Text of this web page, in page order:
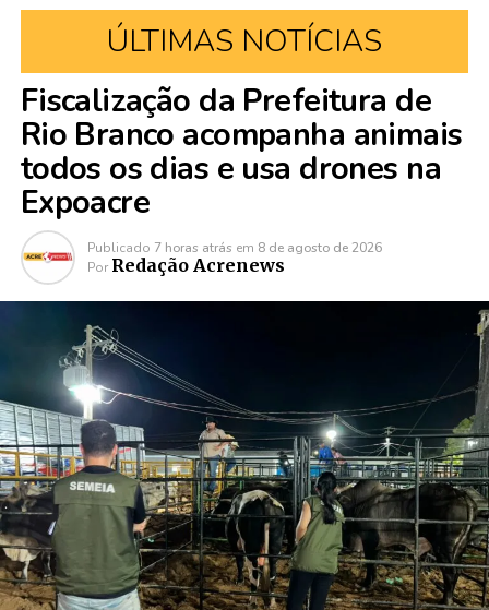
ÚLTIMAS NOTÍCIAS
Fiscalização da Prefeitura de
Rio Branco acompanha animais
todos os dias e usa drones na
Expoacre
Publicado 7 horas atrás em 8 de agosto de 2026
Por Redação Acrenews